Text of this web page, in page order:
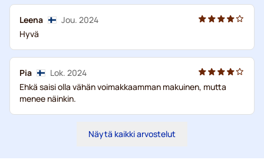
Leena
Jou. 2024
Hyvä
Pia
Lok. 2024
Ehkä saisi olla vähän voimakkaamman makuinen, mutta
menee näinkin.
Näytä kaikki arvostelut